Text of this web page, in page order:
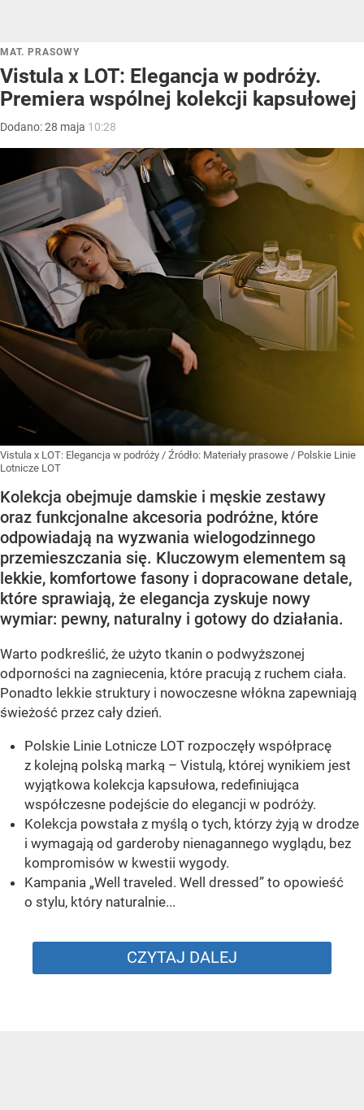
MAT. PRASOWY
Vistula x LOT: Elegancja w podróży.
Premiera wspólnej kolekcji kapsułowej
Dodano:28 maja 10:28
Vistula x LOT: Elegancja w podróży / Źródło: Materiały prasowe / Polskie Linie
Lotnicze LOT
Kolekcja obejmuje damskie i męskie zestawy
oraz funkcjonalne akcesoria podróżne, które
odpowiadają na wyzwania wielogodzinnego
przemieszczania się. Kluczowym elementem są
lekkie, komfortowe fasony i dopracowane detale,
które sprawiają, że elegancja zyskuje nowy
wymiar: pewny, naturalny i gotowy do działania.
Warto podkreślić, że użyto tkanin o podwyższonej
odporności na zagniecenia, które pracują z ruchem ciała.
Ponadto lekkie struktury i nowoczesne włókna zapewniają
świeżość przez cały dzień.
Polskie Linie Lotnicze LOT rozpoczęły współpracę
z kolejną polską marką – Vistulą, której wynikiem jest
wyjątkowa kolekcja kapsułowa, redefiniująca
współczesne podejście do elegancji w podróży.
Kolekcja powstała z myślą o tych, którzy żyją w drodze
i wymagają od garderoby nienagannego wyglądu, bez
kompromisów w kwestii wygody.
Kampania „Well traveled. Well dressed” to opowieść
o stylu, który naturalnie...
CZYTAJ DALEJ